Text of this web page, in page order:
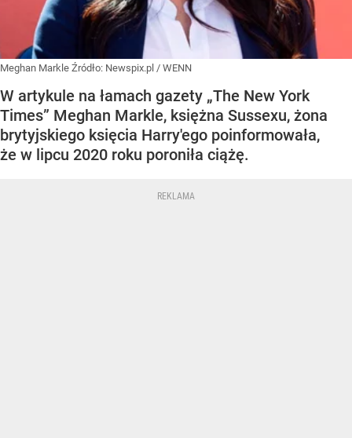
Meghan Markle Źródło: Newspix.pl / WENN
W artykule na łamach gazety „The New York
Times” Meghan Markle, księżna Sussexu, żona
brytyjskiego księcia Harry'ego poinformowała,
że w lipcu 2020 roku poroniła ciążę.